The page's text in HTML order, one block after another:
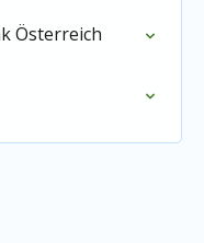
Österreich